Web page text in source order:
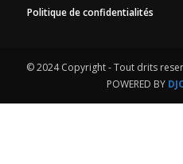
Politique de confidentialités
© 2024 Copyright - Tout drits
POWERED BY